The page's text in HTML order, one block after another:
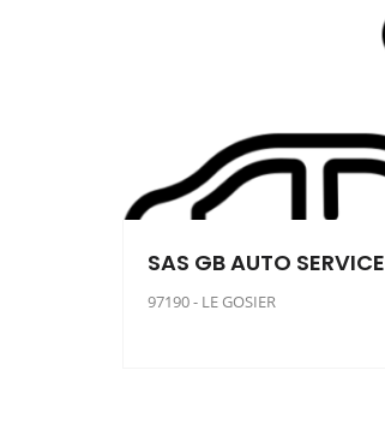
SAS GB AUTO SERVICE
97190 - LE GOSIER